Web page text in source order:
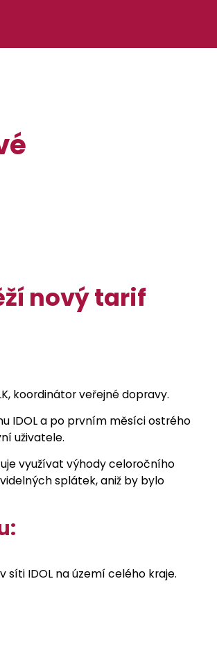
nový tarif
koordinátor veřejné dopravy.
IDOL a po prvním měsíci ostrého
uživatele.
využívat výhody celoročního
splátek, aniž by bylo
IDOL na území celého kraje.